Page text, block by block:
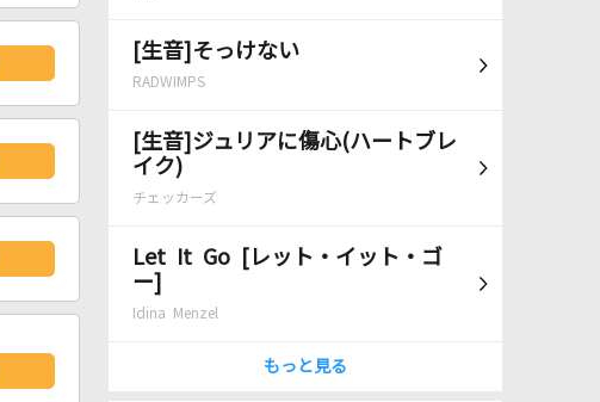
[生音]そっけない
RADWIMPS
[生音]ジュリアに傷心(ハートブレ
イク)
チェッカーズ
Let It Go [レット・イット・ゴ
ー]
Idina Menzel
もっと見る